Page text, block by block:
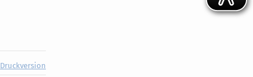
Druckversion